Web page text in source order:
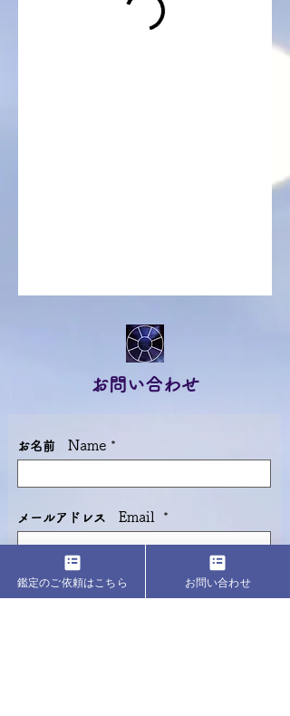
お問い合わせ
お名前 Name *
メールアドレス Email *
件名 Subject
鑑定のご依頼はこちら お問い合わせ